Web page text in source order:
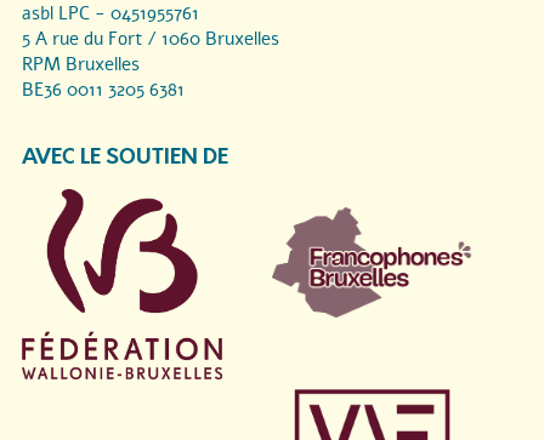
asbl LPC - 0451955761
5 A rue du Fort / 1060 Bruxelles
RPM Bruxelles
BE36 0011 3205 6381
AVEC LE SOUTIEN DE